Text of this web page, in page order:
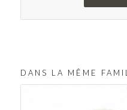
DANS LA MÊME